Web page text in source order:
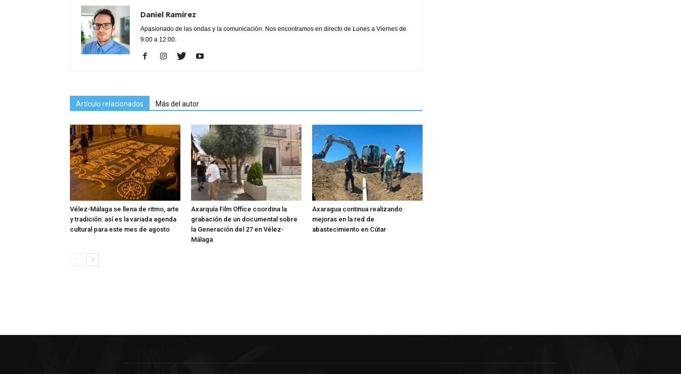
Daniel Ramírez
Apasionado de las ondas y la comunicación. Nos encontramos en directo de Lunes a Viernes de
9:00 a 12:00.
Artículo relacionados Más del autor
Vélez-Málaga se llena de ritmo, arte
y tradición: así es la variada agenda
cultural para este mes de agosto
Axarquía Film Office coordina la
grabación de un documental sobre
la Generación del 27 en Vélez-
Málaga
Axaragua continua realizando
mejoras en la red de
abastecimiento en Cútar